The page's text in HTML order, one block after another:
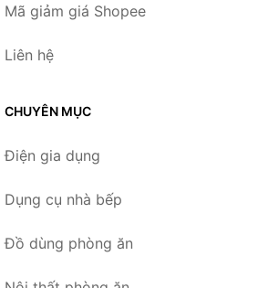
Mã giảm giá Shopee
Liên hệ
CHUYÊN MỤC
Điện gia dụng
Dụng cụ nhà bếp
Đồ dùng phòng ăn